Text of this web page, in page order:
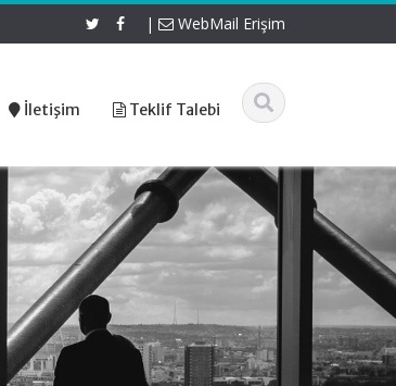
| WebMail Erişim
İletişim Teklif Talebi